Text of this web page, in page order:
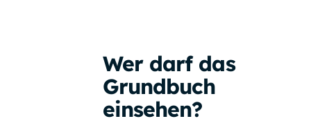
Wer darf das
Grundbuch
einsehen?